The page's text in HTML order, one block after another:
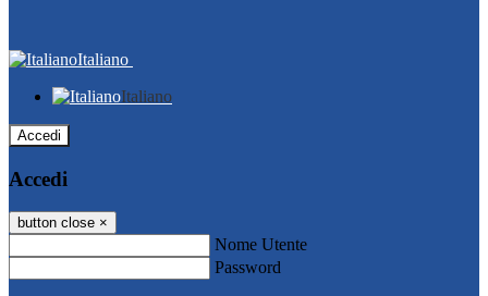
Italiano
Italiano
Accedi
Accedi
button close ×
Nome Utente
Password